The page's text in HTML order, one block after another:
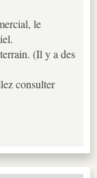
le
(Il y a des
consulter